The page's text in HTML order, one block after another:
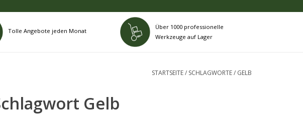
Tolle Angebote jeden Monat
Über 1000 professionelle
Werkzeuge auf Lager
STARTSEITE/ SCHLAGWORTE/ GELB
Gelb